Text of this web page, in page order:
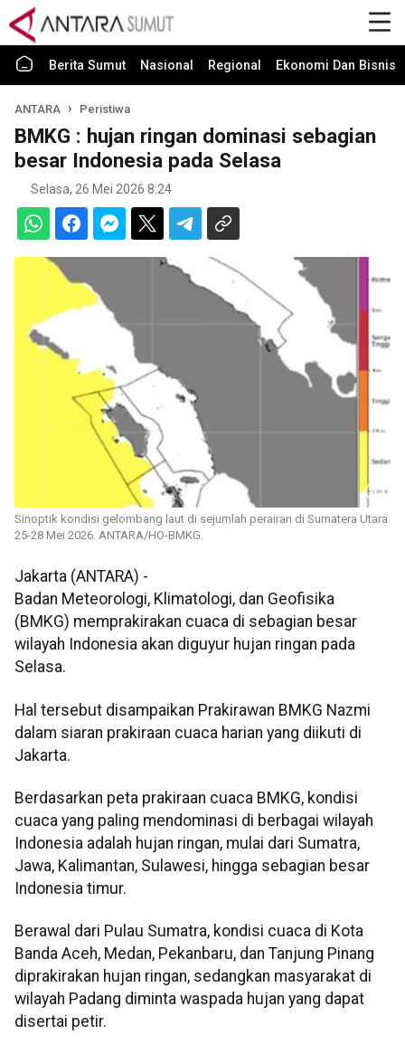
Berita Sumut Nasional Regional Ekonomi Dan Bisnis
ANTARA Peristiwa
BMKG : hujan ringan dominasi sebagian
besar Indonesia pada Selasa
Selasa, 26 Mei 2026 8:24
Sinoptik kondisi gelombang laut di sejumlah perairan di Sumatera Utara
25-28 Mei 2026. ANTARA/HO-BMKG.
Jakarta (ANTARA) -
Badan Meteorologi, Klimatologi, dan Geofisika
(BMKG) memprakirakan cuaca di sebagian besar
wilayah Indonesia akan diguyur hujan ringan pada
Selasa.
Hal tersebut disampaikan Prakirawan BMKG Nazmi
dalam siaran prakiraan cuaca harian yang diikuti di
Jakarta.
Berdasarkan peta prakiraan cuaca BMKG, kondisi
cuaca yang paling mendominasi di berbagai wilayah
Indonesia adalah hujan ringan, mulai dari Sumatra,
Jawa, Kalimantan, Sulawesi, hingga sebagian besar
Indonesia timur.
Berawal dari Pulau Sumatra, kondisi cuaca di Kota
Banda Aceh, Medan, Pekanbaru, dan Tanjung Pinang
diprakirakan hujan ringan, sedangkan masyarakat di
wilayah Padang diminta waspada hujan yang dapat
disertai petir.